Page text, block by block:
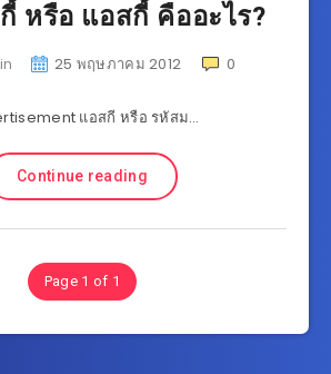
หรือ แอสกี้ คืออะไร?
25 พฤษภาคม 2012 0
แอสกี หรือ รหัสม…
Continue reading
Page 1 of 1